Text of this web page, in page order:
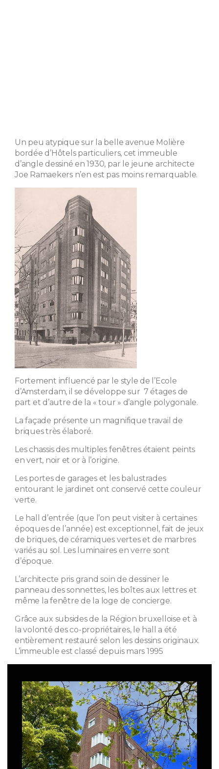
Un peu atypique sur la belle avenue Molière
bordée d’Hôtels particuliers, cet immeuble
d’angle dessiné en 1930, par le jeune architecte
Joe Ramaekers n’en est pas moins remarquable.
Fortement influencé par le style de l’Ecole
d’Amsterdam, il se développe sur 7 étages de
part et d’autre de la « tour » d’angle polygonale.
La façade présente un magnifique travail de
briques très élaboré.
Les chassis des multiples fenêtres étaient peints
en vert, noir et or à l’origine.
Les portes de garages et les balustrades
entourant le jardinet ont conservé cette couleur
verte.
Le hall d’entrée (que l’on peut visiter à certaines
époques de l’année) est exceptionnel, fait de jeux
de briques, de céramiques vertes et de marbres
variés au sol. Les luminaires en verre sont
d’époque.
L’architecte pris grand soin de dessiner le
panneau des sonnettes, les boîtes aux lettres et
même la fenêtre de la loge de concierge.
Grâce aux subsides de la Région bruxelloise et à
la volonté des co-propriétaires, le hall a été
entièrement restauré selon les dessins originaux.
L’immeuble est classé depuis mars 1995